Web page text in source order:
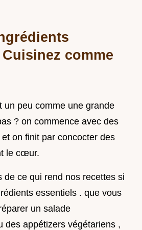
comme
un peu comme une grande
? on commence avec des
on finit par concocter des
le cœur.
de ce qui rend nos recettes si
essentiels . que vous
un salade
des appétizers végétariens ,